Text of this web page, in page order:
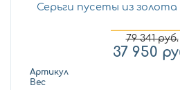
Серьги пусеты из золота
79 341руб.
37 950
Артикул
Вес